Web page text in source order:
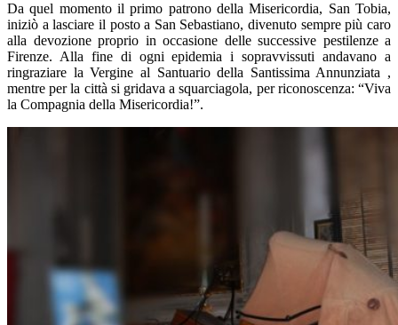
Da quel momento il primo patrono della Misericordia, San Tobia,
iniziò a lasciare il posto a San Sebastiano, divenuto sempre più caro
alla devozione proprio in occasione delle successive pestilenze a
Firenze. Alla fine di ogni epidemia i sopravvissuti andavano a
ringraziare la Vergine al Santuario della Santissima Annunziata ,
mentre per la città si gridava a squarciagola, per riconoscenza: “Viva
la Compagnia della Misericordia!”.